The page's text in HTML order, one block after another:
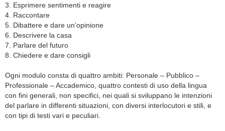
3. Esprimere sentimenti e reagire
4. Raccontare
5. Dibattere e dare un’opinione
6. Descrivere la casa
7. Parlare del futuro
8. Chiedere e dare consigli
Ogni modulo consta di quattro ambiti: Personale – Pubblico –
Professionale – Accademico, quattro contesti di uso della lingua
con fini generali, non specifici, nei quali si sviluppano le intenzioni
del parlare in differenti situazioni, con diversi interlocutori e stili, e
con tipi di testi vari e peculiari.